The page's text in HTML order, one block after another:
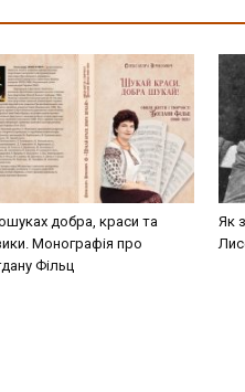
добра, краси та
Монографія про
Фільц
Як